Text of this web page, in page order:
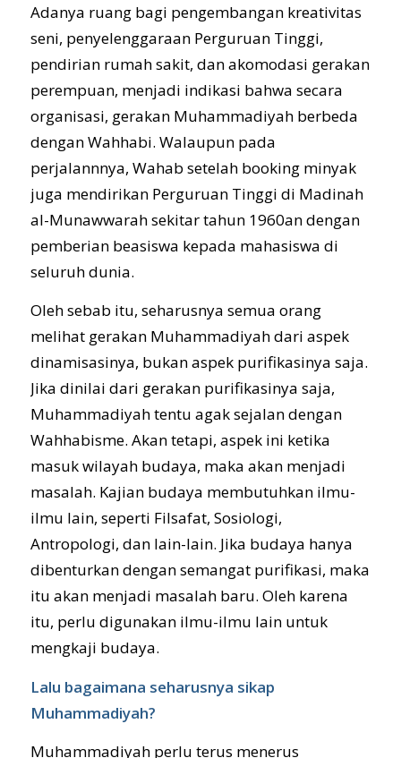
Adanya ruang bagi pengembangan kreativitas
seni, penyelenggaraan Perguruan Tinggi,
pendirian rumah sakit, dan akomodasi gerakan
perempuan, menjadi indikasi bahwa secara
organisasi, gerakan Muhammadiyah berbeda
dengan Wahhabi. Walaupun pada
perjalannnya, Wahab setelah booking minyak
juga mendirikan Perguruan Tinggi di Madinah
al-Munawwarah sekitar tahun 1960an dengan
pemberian beasiswa kepada mahasiswa di
seluruh dunia.
Oleh sebab itu, seharusnya semua orang
melihat gerakan Muhammadiyah dari aspek
dinamisasinya, bukan aspek purifikasinya saja.
Jika dinilai dari gerakan purifikasinya saja,
Muhammadiyah tentu agak sejalan dengan
Wahhabisme. Akan tetapi, aspek ini ketika
masuk wilayah budaya, maka akan menjadi
masalah. Kajian budaya membutuhkan ilmu-
ilmu lain, seperti Filsafat, Sosiologi,
Antropologi, dan lain-lain. Jika budaya hanya
dibenturkan dengan semangat purifikasi, maka
itu akan menjadi masalah baru. Oleh karena
itu, perlu digunakan ilmu-ilmu lain untuk
mengkaji budaya.
Lalu bagaimana seharusnya sikap
Muhammadiyah?
Muhammadiyah perlu terus menerus